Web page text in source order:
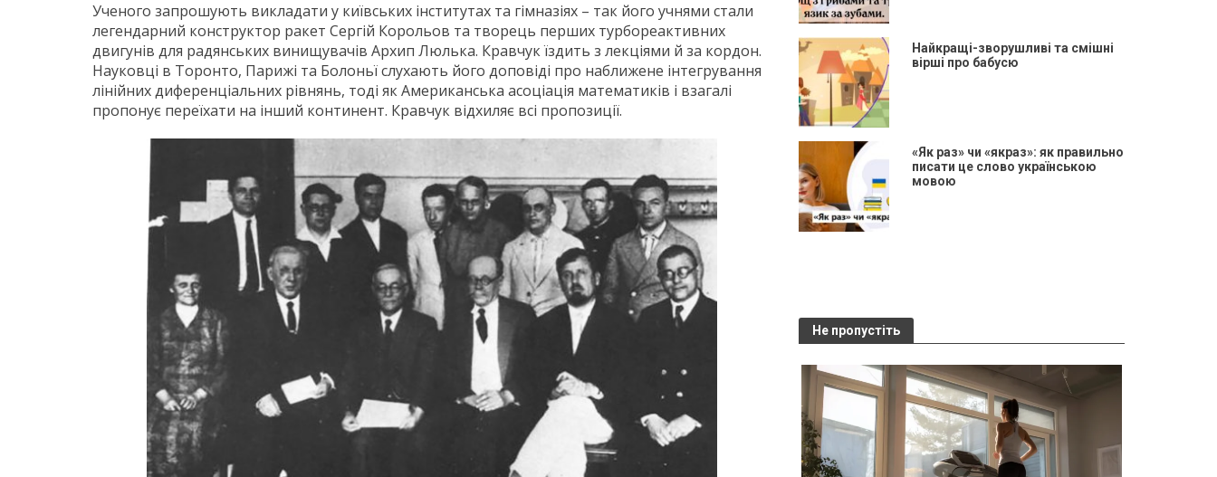
Ученого запрошують викладати у київських інститутах та гімназіях – так його учнями стали
легендарний конструктор ракет Сергій Корольов та творець перших турбореактивних
двигунів для радянських винищувачів Архип Люлька. Кравчук їздить з лекціями й за кордон.
Науковці в Торонто, Парижі та Болоньї слухають його доповіді про наближене інтегрування
лінійних диференціальних рівнянь, тоді як Американська асоціація математиків і взагалі
пропонує переїхати на інший континент. Кравчук відхиляє всі пропозиції.
Найкращі-зворушливі та смішні
вірші про бабусю
«Як раз» чи «якраз»: як правильно
писати це слово українською
мовою
Не пропустіть